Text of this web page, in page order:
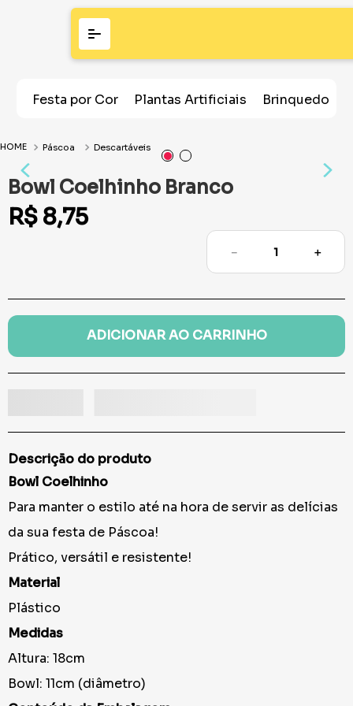
Festa por Cor Plantas Artificiais Brinquedos
Páscoa Descartáveis
Bowl Coelhinho Branco
R$ 8,75
＋
－
ADICIONAR AO CARRINHO
Descrição do produto
Bowl Coelhinho
Para manter o estilo até na hora de servir as delícias
da sua festa de Páscoa!
Prático, versátil e resistente!
Material
Plástico
Medidas
Altura: 18cm
Bowl: 11cm (diâmetro)